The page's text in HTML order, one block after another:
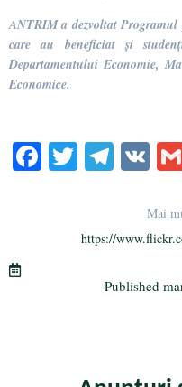
ANTRIM a dezvoltat Programul
care au beneficiat și
Departamentului Economie,
Economice.
Fa T
r
Te
a
m
V
Mai
https://
Published